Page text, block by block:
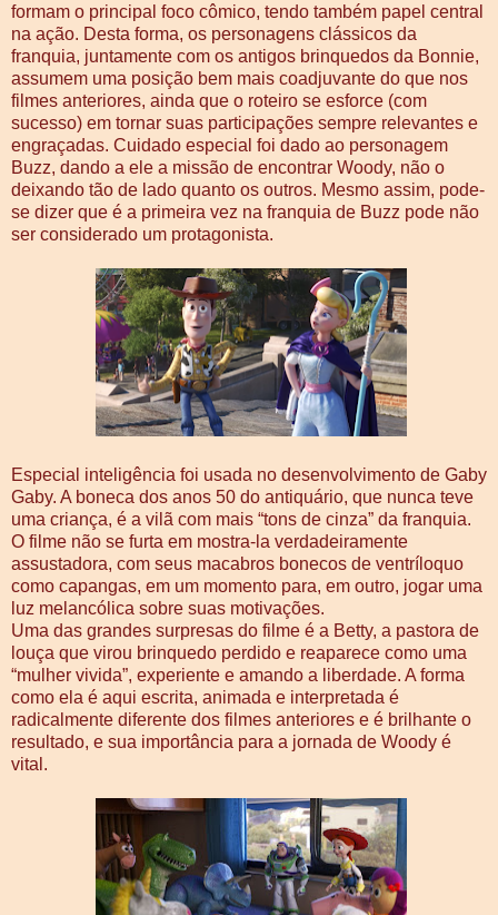
formam o principal foco cômico, tendo também papel central
na ação. Desta forma, os personagens clássicos da
franquia, juntamente com os antigos brinquedos da Bonnie,
assumem uma posição bem mais coadjuvante do que nos
filmes anteriores, ainda que o roteiro se esforce (com
sucesso) em tornar suas participações sempre relevantes e
engraçadas. Cuidado especial foi dado ao personagem
Buzz, dando a ele a missão de encontrar Woody, não o
deixando tão de lado quanto os outros. Mesmo assim, pode-
se dizer que é a primeira vez na franquia de Buzz pode não
ser considerado um protagonista.
Especial inteligência foi usada no desenvolvimento de Gaby
Gaby. A boneca dos anos 50 do antiquário, que nunca teve
uma criança, é a vilã com mais “tons de cinza” da franquia.
O filme não se furta em mostra-la verdadeiramente
assustadora, com seus macabros bonecos de ventríloquo
como capangas, em um momento para, em outro, jogar uma
luz melancólica sobre suas motivações.
Uma das grandes surpresas do filme é a Betty, a pastora de
louça que virou brinquedo perdido e reaparece como uma
“mulher vivida”, experiente e amando a liberdade. A forma
como ela é aqui escrita, animada e interpretada é
radicalmente diferente dos filmes anteriores e é brilhante o
resultado, e sua importância para a jornada de Woody é
vital.